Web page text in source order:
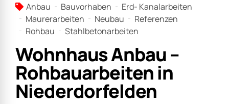
Anbau Bauvorhaben
Erd- Kanalarbeiten
Maurerarbeiten
Neubau
Referenzen
Rohbau
Stahlbetonarbeiten
Wohnhaus Anbau –
Rohbauarbeiten in
Niederdorfelden